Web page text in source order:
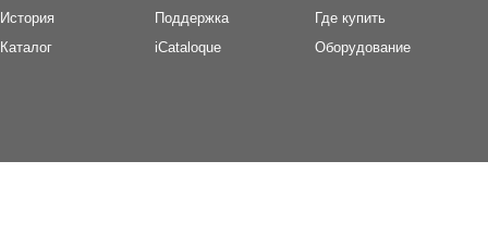
История
Каталог
Поддержка
iCataloque
Где купить
Оборудование